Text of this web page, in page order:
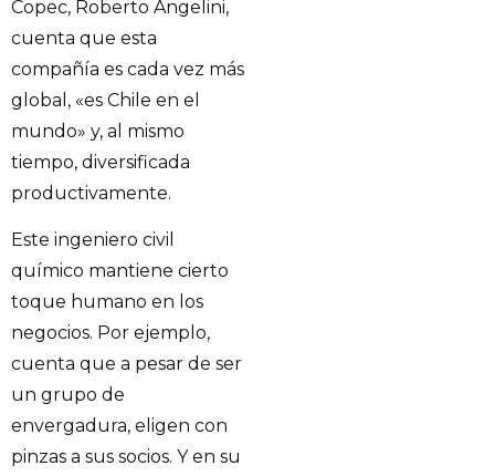
Copec, Roberto Angelini,
cuenta que esta
compañía es cada vez más
global, «es Chile en el
mundo» y, al mismo
tiempo, diversificada
productivamente.
Este ingeniero civil
químico mantiene cierto
toque humano en los
negocios. Por ejemplo,
cuenta que a pesar de ser
un grupo de
envergadura, eligen con
pinzas a sus socios. Y en su